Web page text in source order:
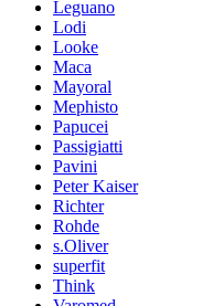
Leguano
Lodi
Looke
Maca
Mayoral
Mephisto
Papucei
Passigiatti
Pavini
Peter Kaiser
Richter
Rohde
s.Oliver
superfit
Think